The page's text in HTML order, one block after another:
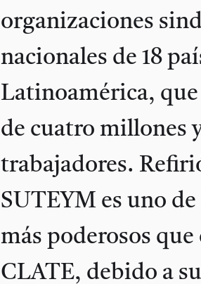
organizaciones
nacionales de 18
Latinoamérica,
de cuatro millones
trabajadores.
SUTEYM es uno
más poderosos
CLATE, debido a